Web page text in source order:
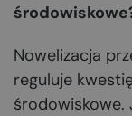
Nowelizacja
reguluje
środowiskowe.